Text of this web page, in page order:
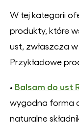
W tej kategorii
produkty, które
ust, zwłaszcza
Przykładowe
• Balsam do ust
wygodna forma
naturalne